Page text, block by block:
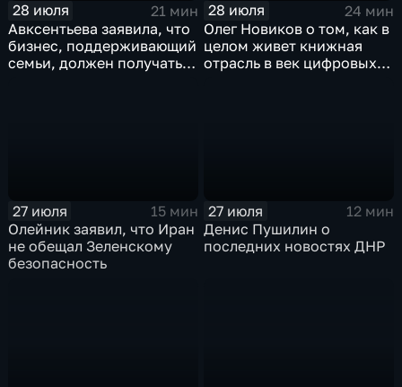
28 июля
21 мин
Авксентьева заявила, что
бизнес, поддерживающий
семьи, должен получать
28 июля
24 мин
Олег Новиков о том, как в
целом живет книжная
отрасль в век цифровых
27 июля
15 мин
Олейник заявил, что Иран
не обещал Зеленскому
безопасность
27 июля
12 мин
Денис Пушилин о
последних новостях ДНР